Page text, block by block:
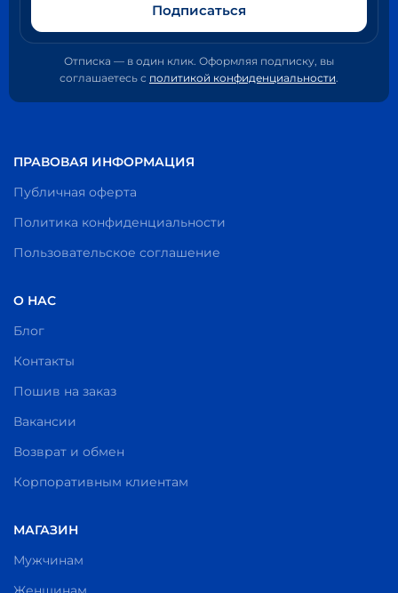
Подписаться
Отписка — в один клик. Оформляя подписку, вы
соглашаетесь с политикой конфиденциальности
ПРАВОВАЯ ИНФОРМАЦИЯ
Публичная оферта
Политика конфиденциальности
Пользовательское соглашение
О НАС
Блог
Контакты
Пошив на заказ
Вакансии
Возврат и обмен
Корпоративным клиентам
МАГАЗИН
Мужчинам